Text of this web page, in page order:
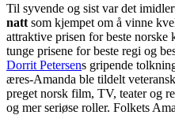
Til syvende og sist var det
natt som kjempet om å vinne
attraktive prisen for beste norske
tunge prisene for beste regi og
Dorrit Petersens gripende
æres-Amanda ble tildelt
preget norsk film, TV, teater og
og mer seriøse roller. Folkets